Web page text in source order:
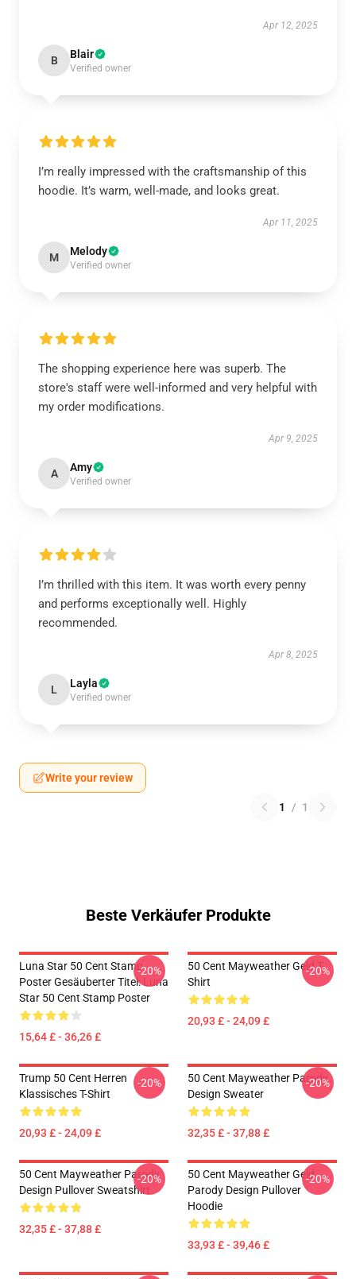
Apr 12, 2025
B Blair
Verified owner
I’m really impressed with the craftsmanship of this
hoodie. It’s warm, well-made, and looks great.
Apr 11, 2025
M Melody
Verified owner
The shopping experience here was superb. The
store's staff were well-informed and very helpful with
my order modifications.
Apr 9, 2025
A Amy
Verified owner
I’m thrilled with this item. It was worth every penny
and performs exceptionally well. Highly
recommended.
Apr 8, 2025
L Layla
Verified owner
Write your review
1 / 1
Beste Verkäufer Produkte
Luna Star 50 Cent Stamp
Poster Gesäuberter Titel: Luna
Star 50 Cent Stamp Poster
15,64 £ - 36,26 £
-20%
50 Cent Mayweather Geld T-
Shirt
20,93 £ - 24,09 £
-20%
Trump 50 Cent Herren
Klassisches T-Shirt
20,93 £ - 24,09 £
-20%
50 Cent Mayweather Parody
Design Sweater
32,35 £ - 37,88 £
-20%
50 Cent Mayweather Parody
Design Pullover Sweatshirt
32,35 £ - 37,88 £
-20%
50 Cent Mayweather Geld
Parody Design Pullover
Hoodie
33,93 £ - 39,46 £
-20%